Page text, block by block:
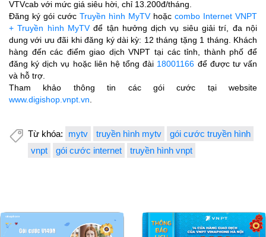
VTVcab với mức giá siêu hời, chỉ 13.200đ/tháng.
Đăng ký gói cước Truyền hình MyTVhoặc combo Internet VNPT
+ Truyền hình MyTVđể tận hưởng dịch vụ siêu giải trí, đa nội
dung với ưu đãi khi đăng ký dài kỳ: 12 tháng tặng 1 tháng. Khách
hàng đến các điểm giao dịch VNPT tại các tỉnh, thành phố để
đăng ký dịch vụ hoặc liên hệ tổng đài 18001166 để được tư vấn
và hỗ trợ.
Tham khảo thông tin các gói cước tại website
www.digishop.vnpt.vn.
Từ khóa: mytv truyền hình mytv
gói cước truyền hình
vnpt
gói cước internet truyền hình vnpt